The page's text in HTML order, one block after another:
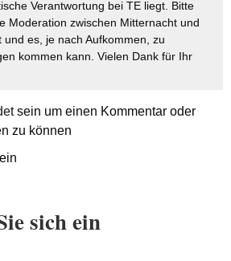
Verantwortung bei TE liegt. Bitte
Moderation zwischen Mitternacht und
es, je nach Aufkommen, zu
kommen kann. Vielen Dank für Ihr
sein um einen Kommentar oder
zu können
sich ein